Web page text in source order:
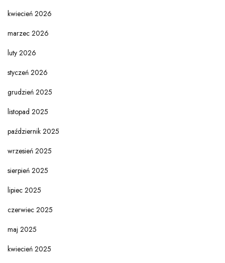
kwiecień 2026
marzec 2026
luty 2026
styczeń 2026
grudzień 2025
listopad 2025
październik 2025
wrzesień 2025
sierpień 2025
lipiec 2025
czerwiec 2025
maj 2025
kwiecień 2025